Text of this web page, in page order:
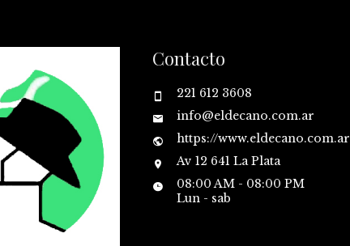
Contacto
221 612 3608
info@eldecano.com.ar
https://www.eldecano.com.ar
Av 12 641 La Plata
08:00 AM - 08:00 PM
Lun - sab